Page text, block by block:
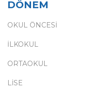
DÖNEM
OKUL ÖNCESİ
İLKOKUL
ORTAOKUL
LİSE